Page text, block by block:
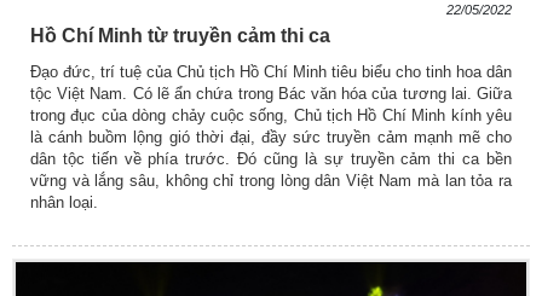
22/05/2022
Hồ Chí Minh từ truyền cảm thi ca
Đạo đức, trí tuệ của Chủ tịch Hồ Chí Minh tiêu biểu cho tinh hoa dân
tộc Việt Nam. Có lẽ ẩn chứa trong Bác văn hóa của tương lai. Giữa
trong đục của dòng chảy cuộc sống, Chủ tịch Hồ Chí Minh kính yêu
là cánh buồm lộng gió thời đại, đầy sức truyền cảm mạnh mẽ cho
dân tộc tiến về phía trước. Đó cũng là sự truyền cảm thi ca bền
vững và lắng sâu, không chỉ trong lòng dân Việt Nam mà lan tỏa ra
nhân loại.